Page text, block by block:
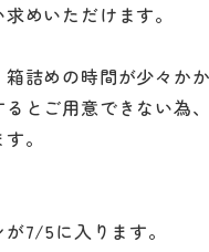
めいただけます。
詰めの時間が少々かか
とご用意できない為、
。
7/5に入ります。